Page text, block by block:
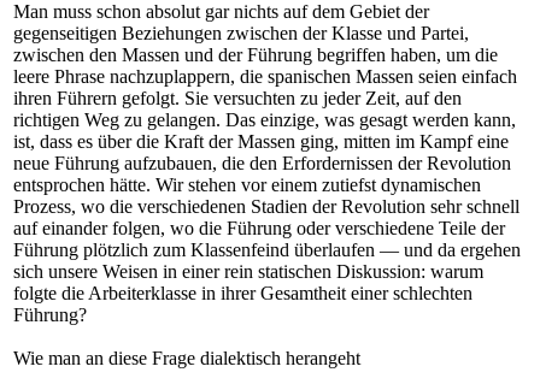
Man muss schon absolut gar nichts auf dem Gebiet der
gegenseitigen Beziehungen zwischen der Klasse und Partei,
zwischen den Massen und der Führung begriffen haben, um die
leere Phrase nachzuplappern, die spanischen Massen seien einfach
ihren Führern gefolgt. Sie versuchten zu jeder Zeit, auf den
richtigen Weg zu gelangen. Das einzige, was gesagt werden kann,
ist, dass es über die Kraft der Massen ging, mitten im Kampf eine
neue Führung aufzubauen, die den Erfordernissen der Revolution
entsprochen hätte. Wir stehen vor einem zutiefst dynamischen
Prozess, wo die verschiedenen Stadien der Revolution sehr schnell
auf einander folgen, wo die Führung oder verschiedene Teile der
Führung plötzlich zum Klassenfeind überlaufen — und da ergehen
sich unsere Weisen in einer rein statischen Diskussion: warum
folgte die Arbeiterklasse in ihrer Gesamtheit einer schlechten
Führung?
Wie man an diese Frage dialektisch herangeht